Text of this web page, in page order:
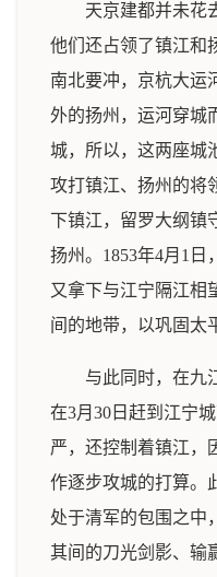
天京建都并未花
他们还占领了镇江和
南北要冲，京杭大运
外的扬州，运河穿城
城，所以，这两座城
攻打镇江、扬州的将
下镇江，留罗大纲镇
扬州。1853年4月1
又拿下与江宁隔江相
间的地带，以巩固太
与此同时，在九
在3月30日赶到江宁
严，还控制着镇江，
作逐步攻城的打算。
处于清军的包围之中
其间的刀光剑影、输